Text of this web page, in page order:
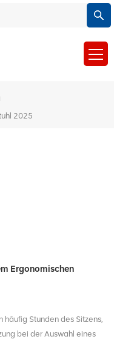
2025
Ergonomischen
häufig Stunden des Sitzens,
bei der Auswahl eines